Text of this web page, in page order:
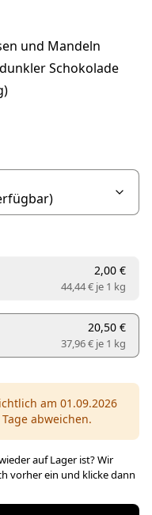
und Mandeln
Schokolade
2,00 €
44,44 € je 1 kg
20,50 €
37,96 € je 1 kg
am 01.09.2026
abweichen.
auf Lager ist? Wir
vorher ein und klicke dann